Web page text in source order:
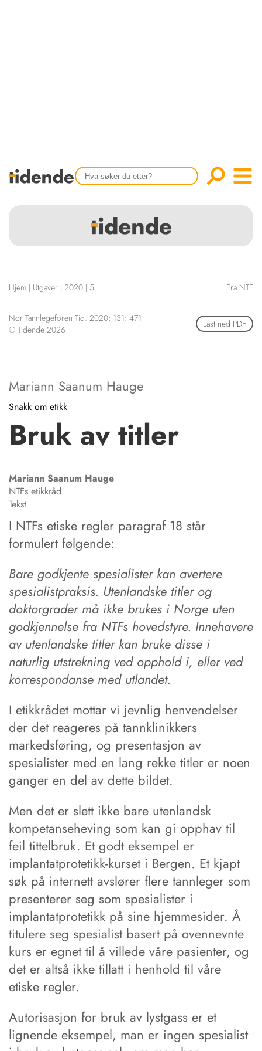
Tidligere utgaver
HENVISNINGER
KURSKALENDER
STILLINGER
FOR FORFATTERE
KONTAKT
Scientific articles
Publication and media
Hjem | Utgaver | 2020 | 5 Fra NTF
Nor Tannlegeforen Tid. 2020; 131: 471
© Tidende 2026
Last ned PDF
Mariann Saanum Hauge
Snakk om etikk
Bruk av titler
Mariann Saanum Hauge
NTFs etikkråd
Tekst
I NTFs etiske regler paragraf 18 står
formulert følgende:
Bare godkjente spesialister kan avertere
spesialistpraksis. Utenlandske titler og
doktorgrader må ikke brukes i Norge uten
godkjennelse fra NTFs hovedstyre. Innehavere
av utenlandske titler kan bruke disse i
naturlig utstrekning ved opphold i, eller ved
korrespondanse med utlandet.
I etikkrådet mottar vi jevnlig henvendelser
der det reageres på tannklinikkers
markedsføring, og presentasjon av
spesialister med en lang rekke titler er noen
ganger en del av dette bildet.
Men det er slett ikke bare utenlandsk
kompetanseheving som kan gi opphav til
feil tittelbruk. Et godt eksempel er
implantatprotetikk-kurset i Bergen. Et kjapt
søk på internett avslører flere tannleger som
presenterer seg som spesialister i
implantatprotetikk på sine hjemmesider. Å
titulere seg spesialist basert på ovennevnte
kurs er egnet til å villede våre pasienter, og
det er altså ikke tillatt i henhold til våre
etiske regler.
Autorisasjon for bruk av lystgass er et
lignende eksempel, man er ingen spesialist